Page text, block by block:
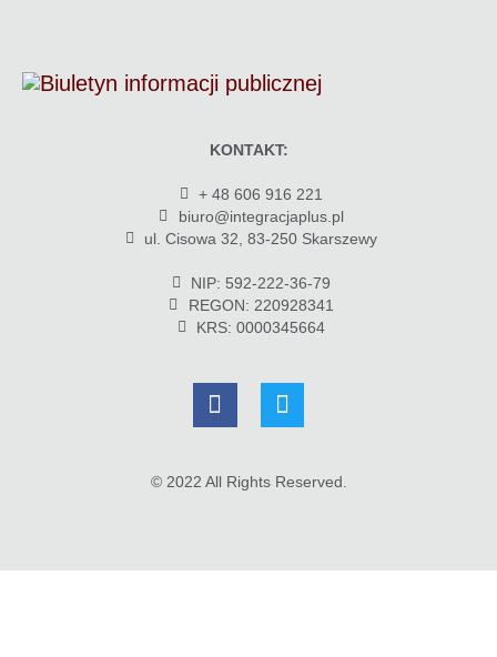
KONTAKT:
+ 48 606 916 221
biuro@integracjaplus.pl
ul. Cisowa 32, 83-250 Skarszewy
NIP: 592-222-36-79
REGON: 220928341
KRS: 0000345664
© 2022 All Rights Reserved.